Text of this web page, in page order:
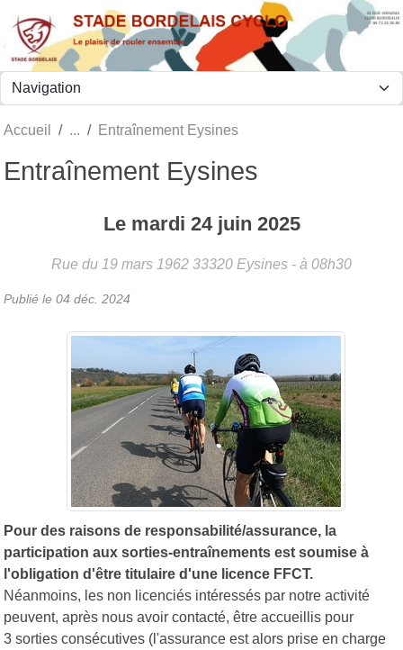
Accueil Entraînement Eysines
Entraînement Eysines
Le mardi 24 juin 2025
Rue du 19 mars 1962 33320 Eysines - à 08h30
Publié le 04 déc. 2024
Pour des raisons de responsabilité/assurance, la
participation aux sorties-entraînements est soumise à
l'obligation d'être titulaire d'une licence FFCT.
Néanmoins, les non licenciés intéressés par notre activité
peuvent, après nous avoir contacté, être accueillis pour
3 sorties consécutives (l'assurance est alors prise en charge
Panneau de gestion des cookies